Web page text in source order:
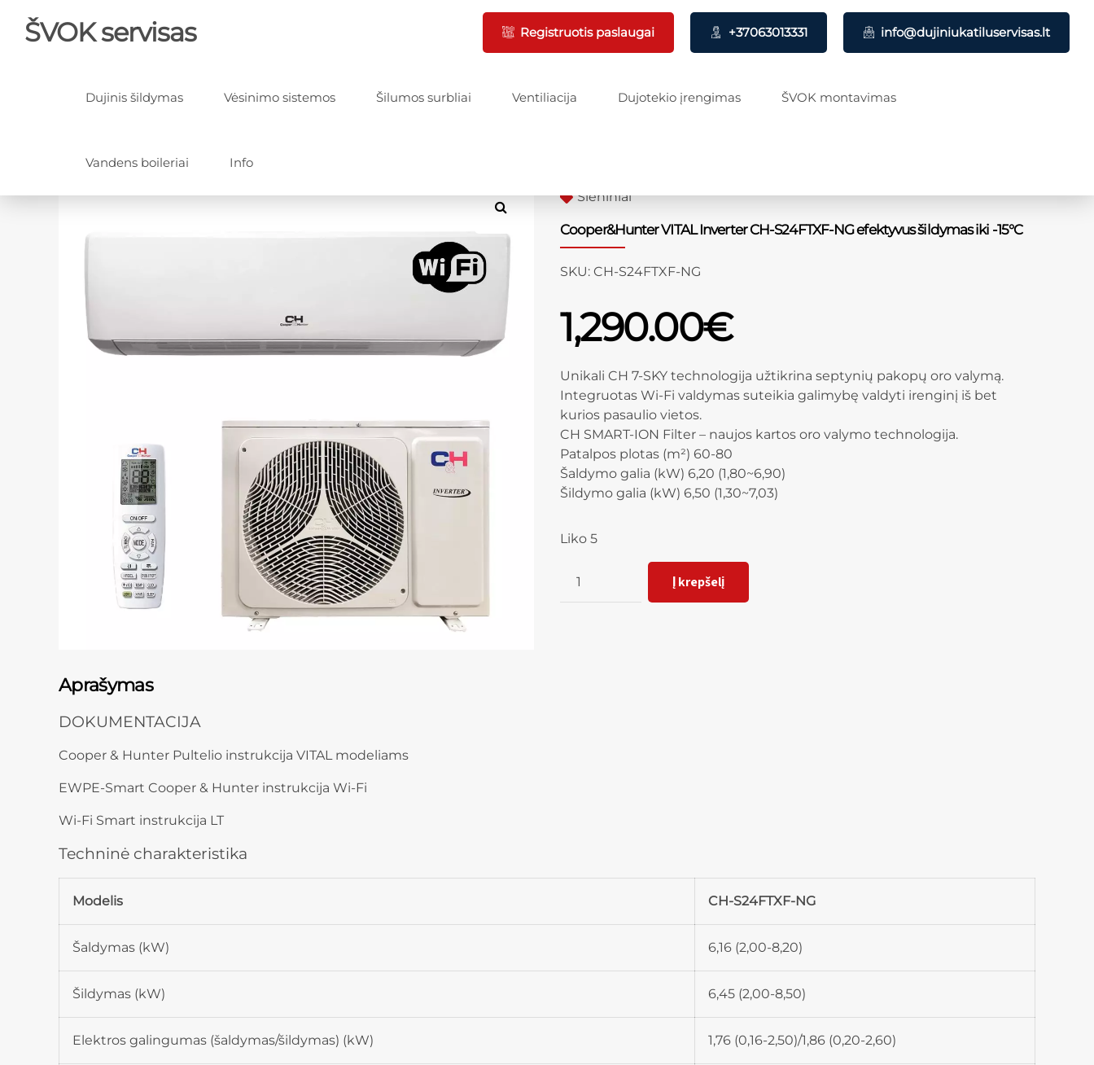
ŠVOK servisas Registruotis paslaugai +37063013331 info@dujiniukatiluservisas.lt
Dujinis šildymas Vėsinimo sistemos Šilumos surbliai Ventiliacija Dujotekio įrengimas ŠVOK montavimas
Vandens boileriai Info
Sieniniai
Cooper&Hunter VITAL Inverter CH-S24FTXF-NG efektyvus šildymas iki -15°C
SKU: CH-S24FTXF-NG
1,290.00€
Unikali CH 7-SKY technologija užtikrina septynių pakopų oro valymą.
Integruotas Wi-Fi valdymas suteikia galimybę valdyti irenginį iš bet
kurios pasaulio vietos.
CH SMART-ION Filter – naujos kartos oro valymo technologija.
Patalpos plotas (m²) 60-80
Šaldymo galia (kW) 6,20 (1,80~6,90)
Šildymo galia (kW) 6,50 (1,30~7,03)
Liko 5
Į krepšelį
Aprašymas
DOKUMENTACIJA
Cooper & Hunter Pultelio instrukcija VITAL modeliams
EWPE-Smart Cooper & Hunter instrukcija Wi-Fi
Wi-Fi Smart instrukcija LT
Techninė charakteristika
Modelis CH-S24FTXF-NG
Šaldymas (kW) 6,16 (2,00-8,20)
Šildymas (kW) 6,45 (2,00-8,50)
Elektros galingumas (šaldymas/šildymas) (kW) 1,76 (0,16-2,50)/1,86 (0,20-2,60)